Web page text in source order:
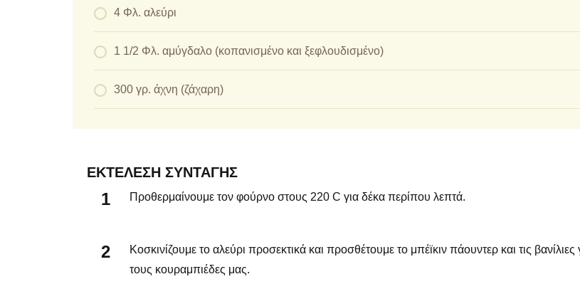
4 Φλ. αλεύρι
1 1/2 Φλ. αμύγδαλο (κοπανισμένο και ξεφλουδισμένο)
300 γρ. άχνη (ζάχαρη)
ΕΚΤΈΛΕΣΗ ΣΥΝΤΑΓΉΣ
Προθερμαίνουμε τον φούρνο στους 220 C για δέκα περίπου λεπτά.
Κοσκινίζουμε το αλεύρι προσεκτικά και προσθέτουμε το μπέϊκιν πάουντερ και τις
τους κουραμπιέδες μας.